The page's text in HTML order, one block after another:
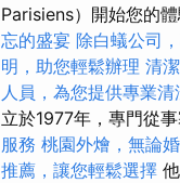
Parisiens）開始您的
忘的盛宴 除白蟻公司
明，助您輕鬆辦理 清
人員，為您提供專業清
立於1977年，專門從
服務 桃園外燴，無論
推薦，讓您輕鬆選擇